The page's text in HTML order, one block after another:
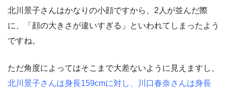
北川景子さんはかなりの小顔ですから、2人が並んだ際
に、「顔の大きさが違いすぎる」といわれてしまったよう
ですね。
ただ角度によってはそこまで大差ないように見えますし、
北川景子さんは身長159cmに対し、川口春奈さんは身長